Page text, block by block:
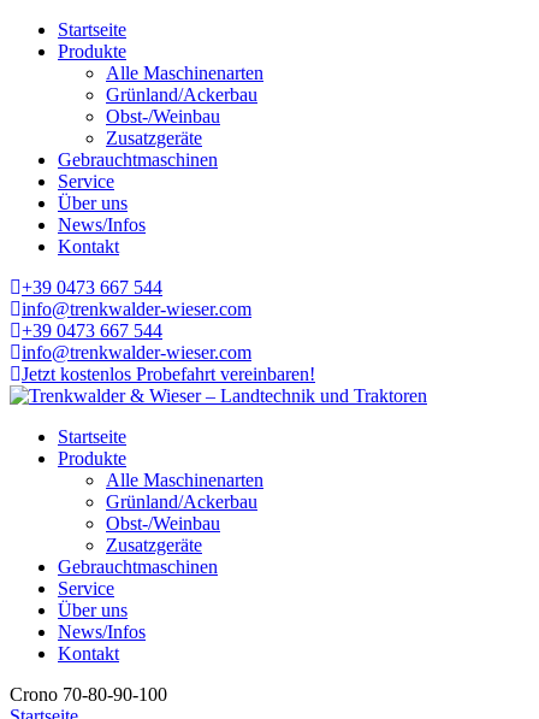
Startseite
Produkte
Alle Maschinenarten
Grünland/Ackerbau
Obst-/Weinbau
Zusatzgeräte
Gebrauchtmaschinen
Service
Über uns
News/Infos
Kontakt
+39 0473 667 544
info@trenkwalder-wieser.com
+39 0473 667 544
info@trenkwalder-wieser.com
Jetzt kostenlos Probefahrt vereinbaren!
Startseite
Produkte
Alle Maschinenarten
Grünland/Ackerbau
Obst-/Weinbau
Zusatzgeräte
Gebrauchtmaschinen
Service
Über uns
News/Infos
Kontakt
Crono 70-80-90-100